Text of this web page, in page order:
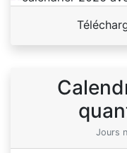
Jours